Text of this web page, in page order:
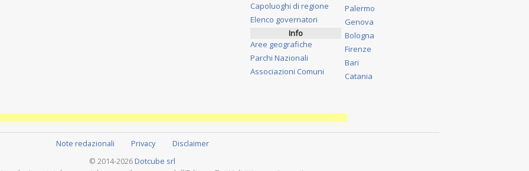
Capoluoghi di regione
Elenco governatori
Info
Aree geografiche
Parchi Nazionali
Associazioni Comuni
Palermo
Genova
Bologna
Firenze
Bari
Catania
Note redazionali Privacy
Disclaimer
© 2014-2026 Dotcube srl